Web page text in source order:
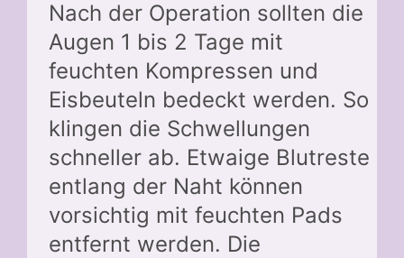
Nach der Operation sollten die
Augen 1 bis 2 Tage mit
feuchten Kompressen und
Eisbeuteln bedeckt werden. So
klingen die Schwellungen
schneller ab. Etwaige Blutreste
entlang der Naht können
vorsichtig mit feuchten Pads
entfernt werden. Die